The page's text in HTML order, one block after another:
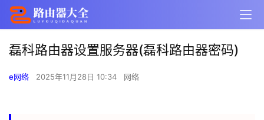
磊科路由器设置服务器(磊科路由器密码)
e网络 2025年11月28日 10:34 网络